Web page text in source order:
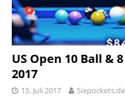
US Open 10 Ball &
2017
15. Juli 2017 Sixpockets.de